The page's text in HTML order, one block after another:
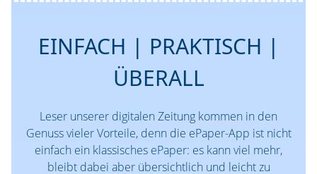
EINFACH | PRAKTISCH |
ÜBERALL
Leser unserer digitalen Zeitung kommen in den
Genuss vieler Vorteile, denn die ePaper-App ist nicht
einfach ein klassisches ePaper: es kann viel mehr,
bleibt dabei aber übersichtlich und leicht zu